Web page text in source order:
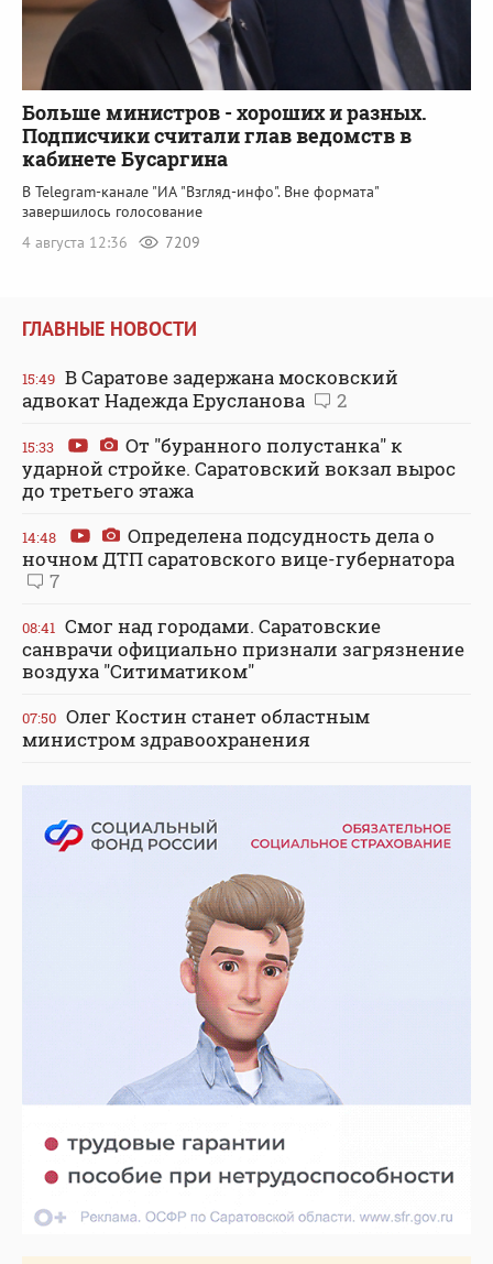
Больше министров - хороших и разных.
Подписчики считали глав ведомств в
кабинете Бусаргина
В Telegram-канале "ИА "Взгляд-инфо". Вне формата"
завершилось голосование
4 августа 12:36
7209
ГЛАВНЫЕ НОВОСТИ
15:49 В Саратове задержана московский
адвокат Надежда Ерусланова
2
15:33
От "буранного полустанка" к
ударной стройке. Саратовский вокзал вырос
до третьего этажа
14:48
Определена подсудность дела о
ночном ДТП саратовского вице-губернатора
7
08:41 Смог над городами. Саратовские
санврачи официально признали загрязнение
воздуха "Ситиматиком"
07:50 Олег Костин станет областным
министром здравоохранения